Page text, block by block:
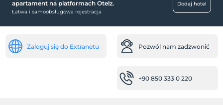
Transfer lotniskowy (płatny)
Pokoje połączone drzwiami
apartament na platformach Otelz.
Łatwa i samoobsługowa rejestracja
Dodaj hotel
Zaloguj się do Extranetu Pozwól nam zadzwonić
+90 850 333 0 220